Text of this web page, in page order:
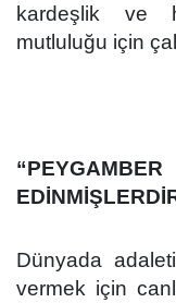
kardeşlik ve
mutluluğu için
Dünyada
vermek için